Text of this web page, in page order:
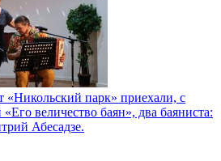
«Никольский парк» приехали, с
величество баян», два баяниста:
Абесадзе.